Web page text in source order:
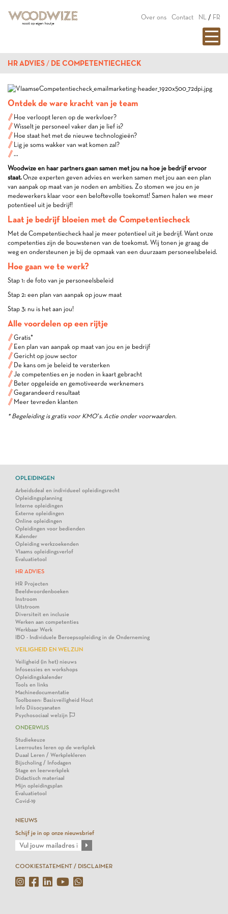
Over ons Contact NL / FR
HR ADVIES DE COMPETENTIECHECK
Ontdek de ware kracht van je team
Hoe verloopt leren op de werkvloer?
Wisselt je personeel vaker dan je lief is?
Hoe staat het met de nieuwe technologieën?
Lig je soms wakker van wat komen zal?
...
Woodwize en haar partners gaan samen met jou na hoe je bedrijf ervoor
staat.Onze experten geven advies en werken samen met jou aan een plan
van aanpak op maat van je noden en ambities. Zo stomen we jou en je
medewerkers klaar voor een beloftevolle toekomst! Samen halen we meer
potentieel uit je bedrijf!
Laat je bedrijf bloeien met de Competentiecheck
Met de Competentiecheck haal je meer potentieel uit je bedrijf. Want onze
competenties zijn de bouwstenen van de toekomst. Wij tonen je graag de
weg en ondersteunen je bij de opmaak van een duurzaam personeelsbeleid.
Hoe gaan we te werk?
Stap 1: de foto van je personeelsbeleid
Stap 2: een plan van aanpak op jouw maat
Stap 3: nu is het aan jou!
Alle voordelen op een rijtje
Gratis*
Een plan van aanpak op maat van jou en je bedrijf
Gericht op jouw sector
De kans om je beleid te versterken
Je competenties en je noden in kaart gebracht
Beter opgeleide en gemotiveerde werknemers
Gegarandeerd resultaat
Meer tevreden klanten
* Begeleiding is gratis voor KMO’s. Actie onder voorwaarden.
OPLEIDINGEN
Arbeidsdeal en individueel opleidingsrecht
Opleidingsplanning
Interne opleidingen
Externe opleidingen
Online opleidingen
Opleidingen voor bedienden
Kalender
Opleiding werkzoekenden
Vlaams opleidingsverlof
Evaluatietool
HR ADVIES
HR Projecten
Beeldwoordenboeken
Instroom
Uitstroom
Diversiteit en inclusie
Werken aan competenties
Werkbaar Werk
IBO - Individuele Beroepsopleiding in de Onderneming
VEILIGHEID EN WELZIJN
Veiligheid (in het) nieuws
Infosessies en workshops
Opleidingskalender
Tools en links
Machinedocumentatie
Toolboxen: Basisveiligheid Hout
Info Diisocyanaten
Psychosociaal welzijn
ONDERWIJS
Studiekeuze
Leerroutes leren op de werkplek
Duaal Leren / Werkplekleren
Bijscholing / Infodagen
Stage en leerwerkplek
Didactisch materiaal
Mijn opleidingsplan
Evaluatietool
Covid-19
NIEUWS
Schijf je in op onze nieuwsbrief
COOKIESTATEMENT / DISCLAIMER